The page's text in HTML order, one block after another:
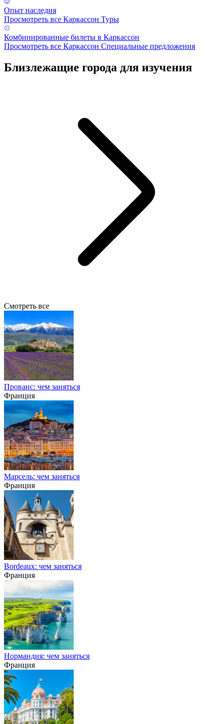
Опыт наследия
Просмотреть все Каркассон Туры
Комбинированные билеты в Каркассон
Просмотреть все Каркассон Специальные предложения
Близлежащие города для изучения
Смотреть все
Прованс: чем заняться
Франция
Марсель: чем заняться
Франция
Bordeaux: чем заняться
Франция
Нормандия: чем заняться
Франция